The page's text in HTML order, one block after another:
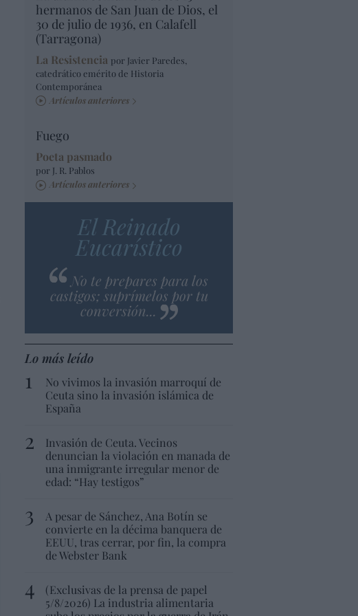
hermanos de San Juan de Dios, el
30 de julio de 1936, en Calafell
(Tarragona)
La Resistencia por Javier Paredes,
catedrático emérito de Historia
Contemporánea
Artículos anteriores
Fuego
Poeta pasmado
por J. R. Pablos
Artículos anteriores
El Reinado
Eucarístico
No te prepares para los
castigos; suprímelos por tu
conversión...
Lo más leído
No vivimos la invasión marroquí de
Ceuta sino la invasión islámica de
España
Invasión de Ceuta. Vecinos
denuncian la violación en manada de
una inmigrante irregular menor de
edad: “Hay testigos”
A pesar de Sánchez, Ana Botín se
convierte en la décima banquera de
EEUU, tras cerrar, por fin, la compra
de Webster Bank
(Exclusivas de la prensa de papel
5/8/2026) La industria alimentaria